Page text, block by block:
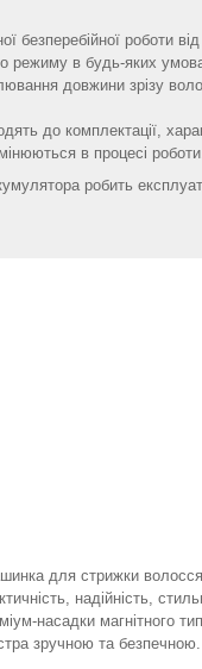
безперебійної роботи
режиму в будь-яких
довжини зрізу
до комплектації,
в процесі роботи.
робить
для стрижки волосся
надійність,
насадки магнітного
зручною та безпечною.